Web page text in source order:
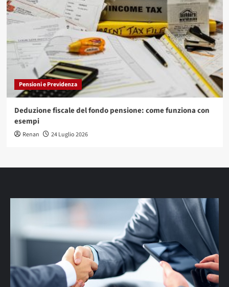
Pensioni e Previdenza
Deduzione fiscale del fondo pensione: come funziona con
esempi
Renan 24 Luglio 2026